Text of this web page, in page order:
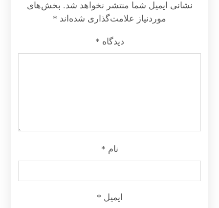
نشانی ایمیل شما منتشر نخواهد شد. بخش‌های
موردنیاز علامت‌گذاری شده‌اند *
دیدگاه *
نام *
ایمیل *